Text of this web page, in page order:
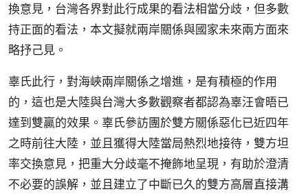
換意見，台灣各界對此行成果的看法相當分歧，但多數
持正面的看法，本文擬就兩岸關係與國家未來兩方面來
略抒己見。
辜氏此行，對海峽兩岸關係之增進，是有積極的作用
的，這也是大陸與台灣大多數觀察者都認為辜汪會晤已
達到雙贏的效果。辜氏參訪團於雙方關係惡化已近四年
之時前往大陸，並且獲得大陸當局熱烈地接待，雙方坦
率交換意見，把重大分歧毫不掩飾地呈現，有助於澄清
不必要的誤解，並且建立了中斷已久的雙方高層直接溝